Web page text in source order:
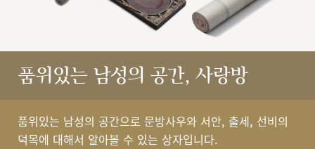
품위있는 남성의 공간, 사랑방
품위있는 남성의 공간으로 문방사우와 서안, 출세, 선비의
덕목에 대해서 알아볼 수 있는 상자입니다.